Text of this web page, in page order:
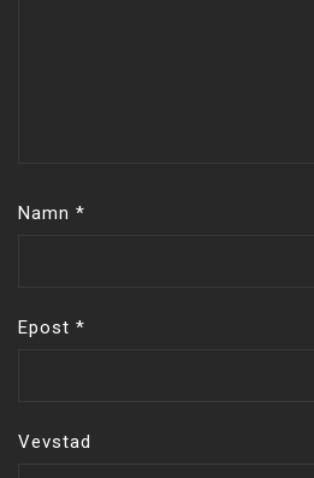
Namn *
Epost *
Vevstad